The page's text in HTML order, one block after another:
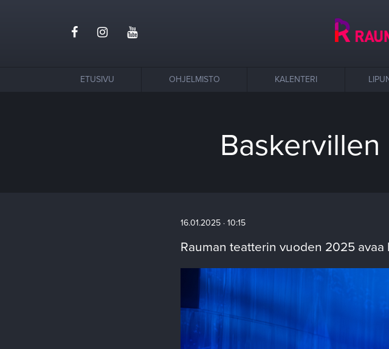
ETUSIVU OHJELMISTO KALENTERI
16.01.2025 · 10:15
Rauman teatterin vuoden 2025